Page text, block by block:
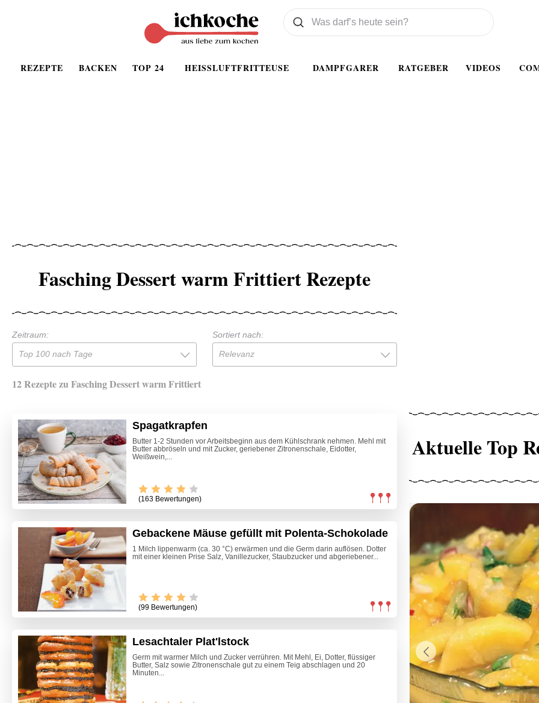
REZEPTE BACKEN TOP 24 HEISSLUFTFRITTEUSE DAMPFGARER RATGEBER VIDEOS
Was wollen Sie suchen
Suchen
Fasching Dessert warm Frittiert Rezepte
Zeitraum:
Top 100 nach Tage
Sortiert nach:
Relevanz
12 Rezepte zu Fasching Dessert warm Frittiert
Spagatkrapfen
Butter 1-2 Stunden vor Arbeitsbeginn aus dem Kühlschrank nehmen. Mehl mit
Butter abbröseln und mit Zucker, geriebener Zitronenschale, Eidotter,
Weißwein,...
(163 Bewertungen)
Gebackene Mäuse gefüllt mit Polenta-Schokolade
1 Milch lippenwarm (ca. 30 °C) erwärmen und die Germ darin auflösen. Dotter
mit einer kleinen Prise Salz, Vanillezucker, Staubzucker und abgeriebener...
(99 Bewertungen)
Lesachtaler Plat'lstock
Germ mit warmer Milch und Zucker verrühren. Mit Mehl, Ei, Dotter, flüssiger
Butter, Salz sowie Zitronenschale gut zu einem Teig abschlagen und 20
Minuten...
Aktuelle Top
Previous